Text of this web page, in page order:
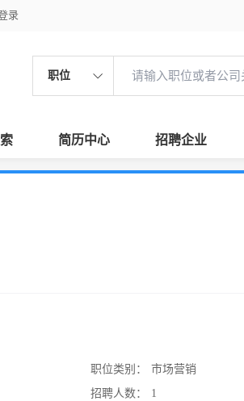
录
职位
简历中心 招聘企业
职位类别：
市场营销
招聘人数：
1